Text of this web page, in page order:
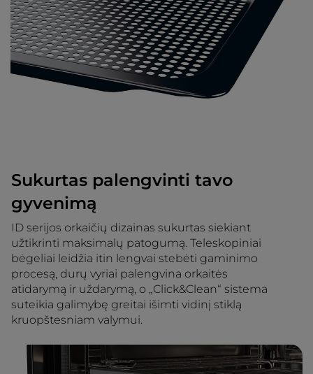
Sukurtas palengvinti tavo
gyvenimą
ID serijos orkaičių dizainas sukurtas siekiant
užtikrinti maksimalų patogumą. Teleskopiniai
bėgeliai leidžia itin lengvai stebėti gaminimo
procesą, durų vyriai palengvina orkaitės
atidarymą ir uždarymą, o „Click&Clean“ sistema
suteikia galimybę greitai išimti vidinį stiklą
kruopštesniam valymui.